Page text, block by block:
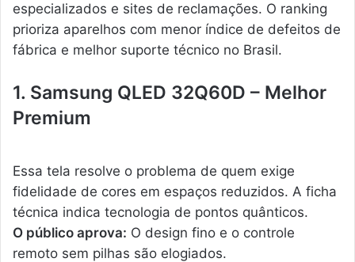
especializados e sites de reclamações. O ranking
prioriza aparelhos com menor índice de defeitos de
fábrica e melhor suporte técnico no Brasil.
1. Samsung QLED 32Q60D – Melhor
Premium
Essa tela resolve o problema de quem exige
fidelidade de cores em espaços reduzidos. A ficha
técnica indica tecnologia de pontos quânticos.
O público aprova: O design fino e o controle
remoto sem pilhas são elogiados.